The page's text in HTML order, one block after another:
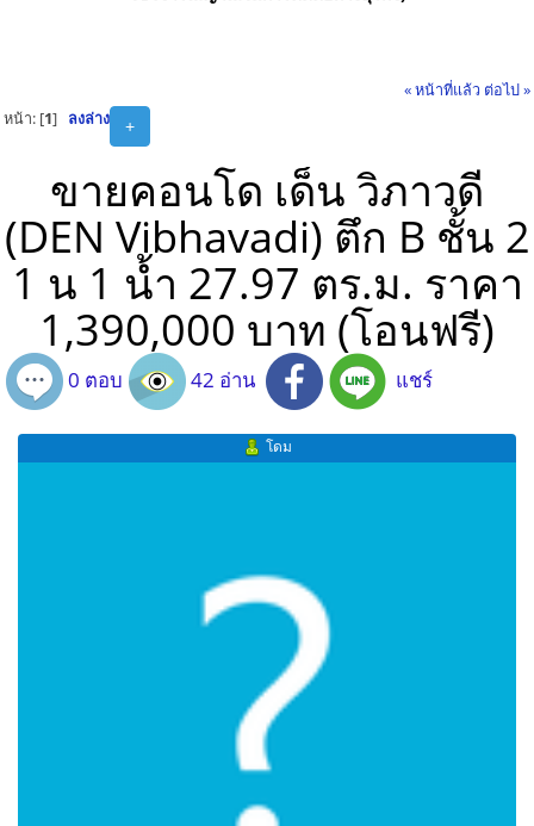
« หน้าที่แล้ว ต่อไป »
+
หน้า: [1] ลงล่าง
ขายคอนโด เด็น วิภาวดี
(DEN Vibhavadi) ตึก B ชั้น 2
1 น 1 น้ำ 27.97 ตร.ม. ราคา
1,390,000 บาท (โอนฟรี)
0 ตอบ 42 อ่าน แชร์
โดม